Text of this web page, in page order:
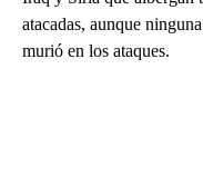
atacadas, aunque
murió en los ataques.